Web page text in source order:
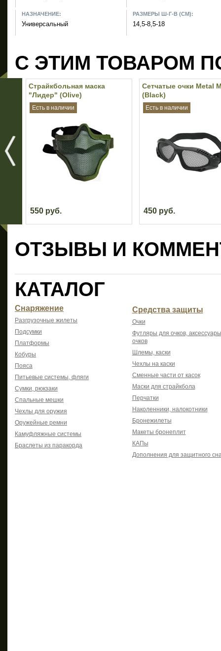
НАЗНАЧЕНИЕ:
Универсальный
РАЗМЕРЫ Ш-Г-В (СМ):
14,5-8,5-18
С ЭТИМ ТОВАРОМ
Страйкбольная маска
"Лидер" (Olive)
Есть в наличии
550 руб.
Сетчатые очки Metal
(Black)
Есть в наличии
450 руб.
ОТЗЫВЫ И
КАТАЛОГ
Снаряжение
Разгрузочные жилеты
Подсумки
Платформы
Кобуры
Пояса
Питьевые системы, фляги
Сумки, рюкзаки
Спальные мешки
Чехлы для оружия
Оружейные ремни
Камуфляжные системы
Браслеты из паракорда
Средства защиты
Очки
Футляры для очков,
очков
Шлемы, каски
Чехлы на каски
Сменные части от касок
Маски для страйкбола
Перчатки
Наколенники, налокотники
Бронежилеты
Макеты бронеплит
КАПы
Дополнения для защитного